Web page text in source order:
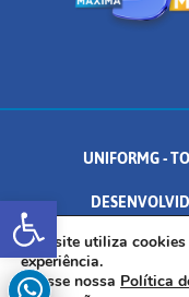
Abrir a
UNIFORMG -
AV. DR. ARNALDO DE
Este site utiliza
experiência.
Acesse nossa Política